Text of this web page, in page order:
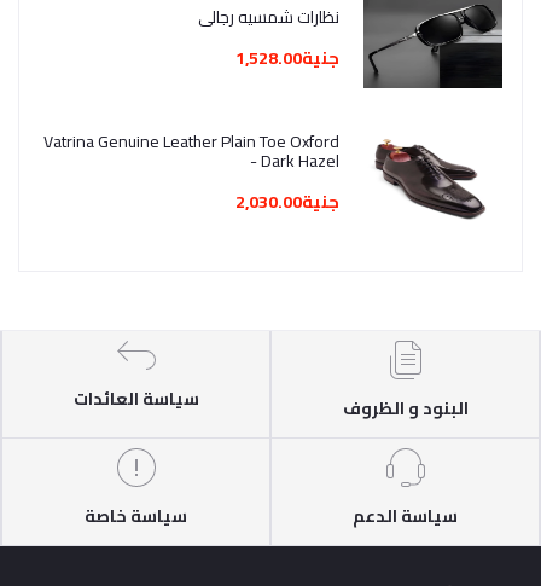
نظارات شمسيه رجالي
جنية1,528.00
Vatrina Genuine Leather Plain Toe Oxford
- Dark Hazel
جنية2,030.00
البنود و الظروف سياسة العائدات
سياسة الدعم سياسة خاصة